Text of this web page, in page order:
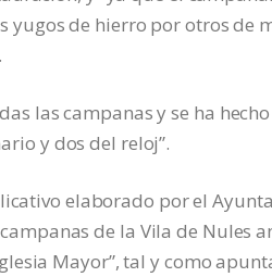
yugos de hierro por otros de
las campanas y se ha
y dos del reloj”.
elaborado por el
de la Vila de Nules
Mayor”, tal y como